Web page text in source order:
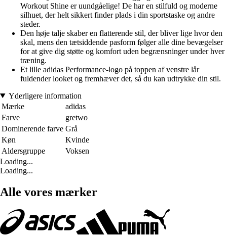
Workout Shine er uundgåelige! De har en stilfuld og moderne
silhuet, der helt sikkert finder plads i din sportstaske og andre
steder.
Den høje talje skaber en flatterende stil, der bliver lige hvor den
skal, mens den tætsiddende pasform følger alle dine bevægelser
for at give dig støtte og komfort uden begrænsninger under hver
træning.
Et lille adidas Performance-logo på toppen af venstre lår
fuldender looket og fremhæver det, så du kan udtrykke din stil.
Yderligere information
Mærke
adidas
Farve
gretwo
Dominerende farve Grå
Køn
Kvinde
Aldersgruppe
Voksen
Loading...
Loading...
Alle vores mærker